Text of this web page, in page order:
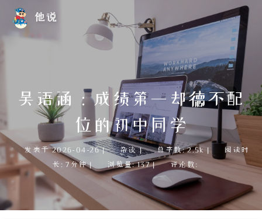
他说
吴语涵：成绩第一却德不配
位的初中同学
发表于 2026-04-26 | 杂谈 | 总字数: 2.5k |
阅读时
长: 7分钟 | 浏览量: 137 | 评论数: